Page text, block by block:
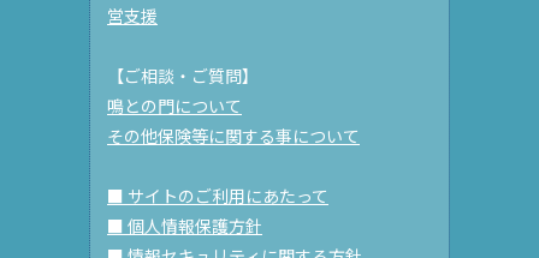
営支援
【ご相談・ご質問】
鳴との門について
その他保険等に関する事について
■ サイトのご利用にあたって
■ 個人情報保護方針